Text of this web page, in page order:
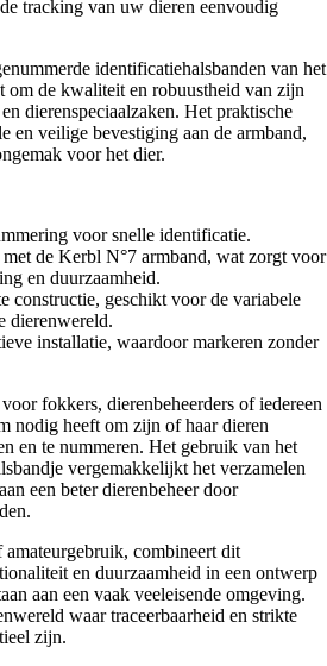
tracking van uw dieren eenvoudig
identificatiehalsbanden van het
om de kwaliteit en robuustheid van zijn
dierenspeciaalzaken. Het praktische
en veilige bevestiging aan de armband,
voor het dier.
voor snelle identificatie.
de Kerbl N°7 armband, wat zorgt voor
en duurzaamheid.
constructie, geschikt voor de variabele
dierenwereld.
installatie, waardoor markeren zonder
fokkers, dierenbeheerders of iedereen
nodig heeft om zijn of haar dieren
en te nummeren. Het gebruik van het
vergemakkelijkt het verzamelen
een beter dierenbeheer door
combineert dit
en duurzaamheid in een ontwerp
aan een vaak veeleisende omgeving.
waar traceerbaarheid en strikte
zijn.